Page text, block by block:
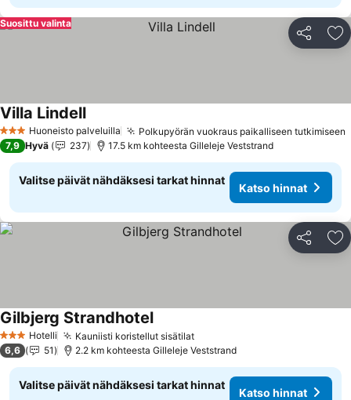
Jaa
Suosittu valinta
3 Tähtiluokitus
Huoneisto palveluilla Polkupyörän vuokraus paikalliseen tutkimiseen
Villa Lindell
7,9 Hyvä 237 17.5 km kohteesta Gilleleje Veststrand
Valitse päivät nähdäksesi tarkat hinnat
Katso hinnat
Jaa
3 Tähtiluokitus
Hotelli Kauniisti koristellut sisätilat
Gilbjerg Strandhotel
6,6 51 2.2 km kohteesta Gilleleje Veststrand
Valitse päivät nähdäksesi tarkat hinnat
Katso hinnat